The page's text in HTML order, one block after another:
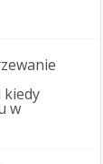
kiedy
w